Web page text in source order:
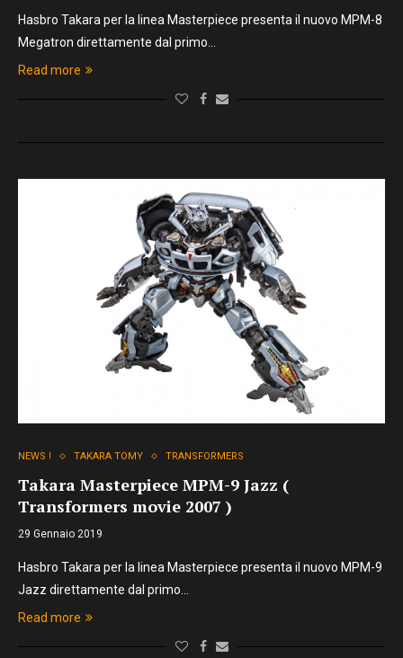
Hasbro Takara per la linea Masterpiece presenta il nuovo MPM-8
Megatron direttamente dal primo…
Read more
NEWS ! TAKARA TOMY TRANSFORMERS
Takara Masterpiece MPM-9 Jazz (
Transformers movie 2007 )
29 Gennaio 2019
Hasbro Takara per la linea Masterpiece presenta il nuovo MPM-9
Jazz direttamente dal primo…
Read more